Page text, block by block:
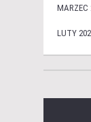
MARZEC
LUTY